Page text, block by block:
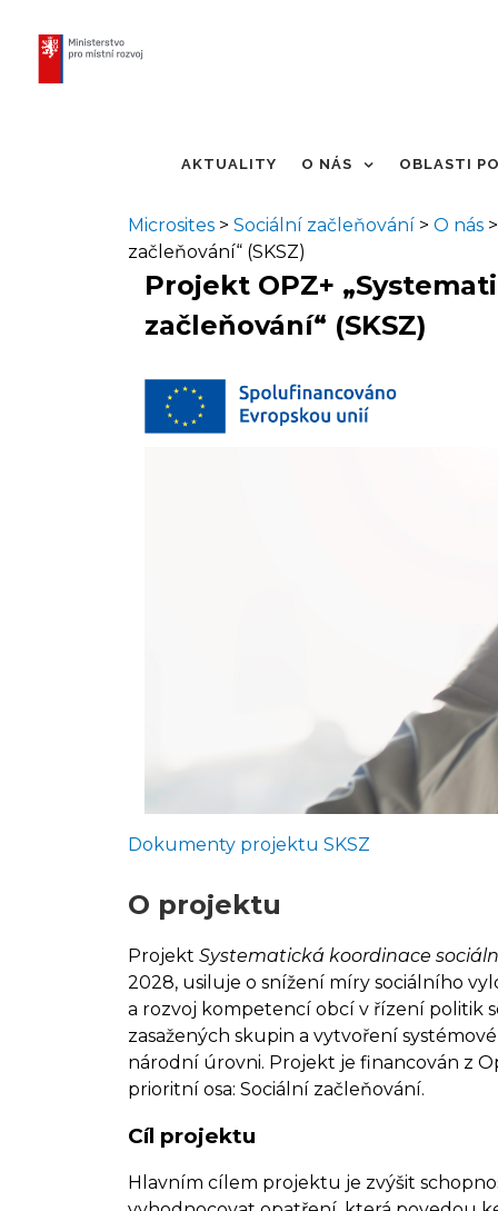
content
AKTUALITY O NÁS OBLASTI
Microsites > Sociální začleňování > O nás
začleňování“ (SKSZ)
Projekt OPZ+
začleňování“ (SKSZ)
Dokumenty projektu SKSZ
O projektu
Projekt Systematická koordinace
2028, usiluje o snížení míry sociálního
a rozvoj kompetencí obcí v řízení politik
zasažených skupin a vytvoření
národní úrovni. Projekt je financován z
prioritní osa: Sociální začleňování.
Cíl projektu
Hlavním cílem projektu je zvýšit